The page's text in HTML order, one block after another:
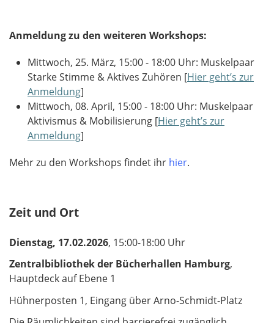
Anmeldung zu den weiteren Workshops:
Mittwoch, 25. März, 15:00 - 18:00 Uhr: Muskelpaar
Starke Stimme & Aktives Zuhören [Hier geht’s zur
Anmeldung]
Mittwoch, 08. April, 15:00 - 18:00 Uhr: Muskelpaar
Aktivismus & Mobilisierung [Hier geht’s zur
Anmeldung]
Mehr zu den Workshops findet ihr hier. ​​​​​​​
Zeit und Ort
Dienstag, 17.02.2026, 15:00-18:00 Uhr
Zentralbibliothek der Bücherhallen Hamburg,
Hauptdeck auf Ebene 1
Hühnerposten 1, Eingang über Arno-Schmidt-Platz